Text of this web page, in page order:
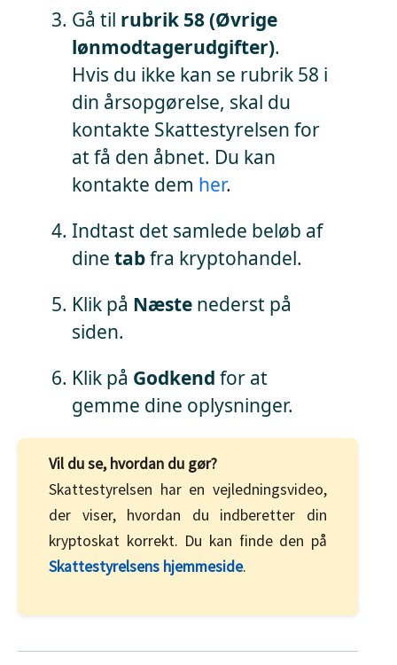
Gå til rubrik 58 (Øvrige
lønmodtagerudgifter).
Hvis du ikke kan se rubrik 58 i
din årsopgørelse, skal du
kontakte Skattestyrelsen for
at få den åbnet. Du kan
kontakte dem her.
Indtast det samlede beløb af
dine tabfra kryptohandel.
Klik på Næste nederst på
siden.
Klik på Godkend for at
gemme dine oplysninger.
Vil du se, hvordan du gør?
Skattestyrelsen har en vejledningsvideo,
der viser, hvordan du indberetter din
kryptoskat korrekt. Du kan finde den på
Skattestyrelsens hjemmeside.